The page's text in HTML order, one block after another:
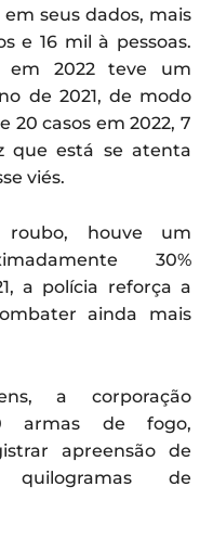
seus dados, mais
e 16 mil à pessoas.
em 2022 teve um
de 2021, de modo
20 casos em 2022, 7
que está se atenta
viés.
houve um
30%
a polícia reforça a
ainda mais
a corporação
armas de fogo,
apreensão de
quilogramas de